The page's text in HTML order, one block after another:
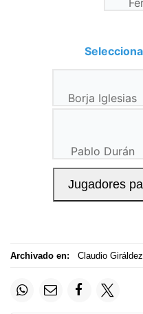
Archivado en: Claudio Giráldez